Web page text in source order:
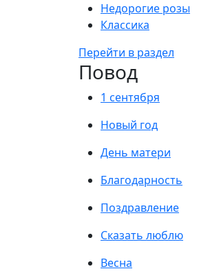
Недорогие розы
Классика
Перейти в раздел
Повод
1 сентября
Новый год
День матери
Благодарность
Поздравление
Сказать люблю
Весна